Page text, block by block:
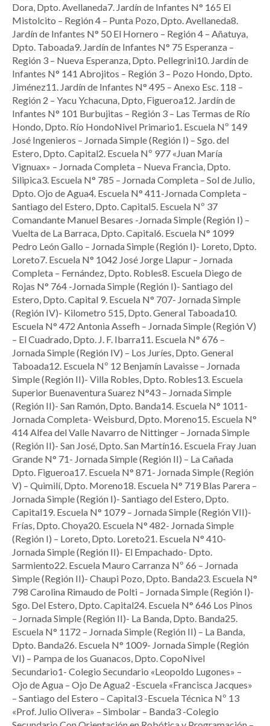
Dora, Dpto. Avellaneda7. Jardín de Infantes N° 165 El
Mistolcito – Región 4 – Punta Pozo, Dpto. Avellaneda8.
Jardín de Infantes N° 50 El Hornero – Región 4 – Añatuya,
Dpto. Taboada9. Jardín de Infantes N° 75 Esperanza –
Región 3 – Nueva Esperanza, Dpto. Pellegrini10. Jardín de
Infantes N° 141 Abrojitos – Región 3 – Pozo Hondo, Dpto.
Jiménez11. Jardín de Infantes N° 495 – Anexo Esc. 118 –
Región 2 – Yacu Ychacuna, Dpto, Figueroa12. Jardín de
Infantes N° 101 Burbujitas – Región 3 – Las Termas de Río
Hondo, Dpto. Río HondoNivel Primario1. Escuela Nº 149
José Ingenieros – Jornada Simple (Región I) – Sgo. del
Estero, Dpto. Capital2. Escuela Nº 977 «Juan María
Vignuax» – Jornada Completa – Nueva Francia, Dpto.
Silipica3. Escuela N° 785 – Jornada Completa – Sol de Julio,
Dpto. Ojo de Agua4. Escuela N° 411-Jornada Completa –
Santiago del Estero, Dpto. Capital5. Escuela Nº 37
Comandante Manuel Besares -Jornada Simple (Región I) –
Vuelta de La Barraca, Dpto. Capital6. Escuela N° 1099
Pedro León Gallo – Jornada Simple (Región I)- Loreto, Dpto.
Loreto7. Escuela N° 1042 José Jorge Llapur – Jornada
Completa – Fernández, Dpto. Robles8. Escuela Diego de
Rojas N° 764 -Jornada Simple (Región I)- Santiago del
Estero, Dpto. Capital 9. Escuela N° 707- Jornada Simple
(Región IV)- Kilometro 515, Dpto. General Taboada10.
Escuela N° 472 Antonia Assefh – Jornada Simple (Región V)
– El Cuadrado, Dpto. J. F. Ibarra11. Escuela N° 676 –
Jornada Simple (Región IV) – Los Juríes, Dpto. General
Taboada12. Escuela Nº 12 Benjamín Lavaisse – Jornada
Simple (Región II)- Villa Robles, Dpto. Robles13. Escuela
Superior Buenaventura Suarez N°43 – Jornada Simple
(Región II)- San Ramón, Dpto. Banda14. Escuela N° 1011-
Jornada Completa- Weisburd, Dpto. Moreno15. Escuela N°
414 Alfea del Valle Navarro de Nittinger – Jornada Simple
(Región II)- San José, Dpto. San Martín16. Escuela Fray Juan
Grande N° 71- Jornada Simple (Región II) – La Cañada
Dpto. Figueroa17. Escuela N° 871- Jornada Simple (Región
V) – Quimilí, Dpto. Moreno18. Escuela N° 719 Blas Parera –
Jornada Simple (Región I)- Santiago del Estero, Dpto.
Capital19. Escuela N° 1079 – Jornada Simple (Región VII)-
Frías, Dpto. Choya20. Escuela N° 482- Jornada Simple
(Región I) – Loreto, Dpto. Loreto21. Escuela N° 410-
Jornada Simple (Región II)- El Empachado- Dpto.
Sarmiento22. Escuela Mauro Carranza Nº 66 – Jornada
Simple (Región II)- Chaupi Pozo, Dpto. Banda23. Escuela N°
798 Carolina Rimaudo de Polti – Jornada Simple (Región I)-
Sgo. Del Estero, Dpto. Capital24. Escuela N° 646 Los Pinos
– Jornada Simple (Región II)- La Banda, Dpto. Banda25.
Escuela N° 1172 – Jornada Simple (Región II) – La Banda,
Dpto. Banda26. Escuela N° 1009- Jornada Simple (Región
VI) – Pampa de los Guanacos, Dpto. CopoNivel
Secundario1- Colegio Secundario «Leopoldo Lugones» –
Ojo de Agua – Ojo De Agua2 -Escuela «Francisca Jacques»
– Santiago del Estero – Capital3 -Escuela Técnica Nº 13
«Prof. Julio Olivera» – Simbolar – Banda3 -Colegio